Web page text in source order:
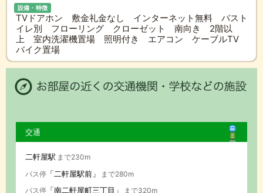
設備・特徴
TVドアホン 敷金礼金なし インターネット無料 バスト
イレ別 フローリング クローゼット 南向き 2階以
上 室内洗濯機置場 照明付き エアコン ケーブルTV
バイク置場
交通
二軒屋駅 まで230m
バス停「二軒屋駅前」
まで280m
バス停「南二軒屋町三丁目」 まで320m